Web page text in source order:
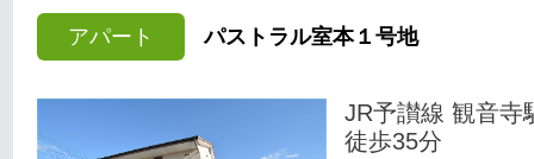
アパート パストラル室本１号地
JR予讃線 観音寺
徒歩35分